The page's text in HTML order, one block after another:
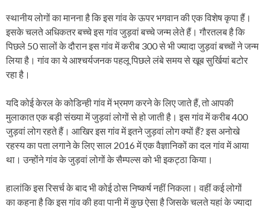
स्थानीय लोगों का मानना है कि इस गांव के ऊपर भगवान की एक विशेष कृपा हैं।
इसके चलते अधिकतर बच्चे इस गांव जुड़वां बच्चे जन्म लेते हैं। गौरतलब है कि
पिछले 50 सालों के दौरान इस गांव में करीब 300 से भी ज्यादा जुड़वां बच्चों ने जन्म
लिया है। गांव का ये आश्चर्यजनक पहलू पिछले लंबे समय से खूब सुर्खियां बटोर
रहा है।
यदि कोई केरल के कोडिन्ही गांव में भ्रमण करने के लिए जाते हैं, तो आपकी
मुलाकात एक बड़ी संख्या में जुड़वां लोगों से हो जाती है। इस गांव में करीब 400
जुड़वां लोग रहते हैं। आखिर इस गांव में इतने जुड़वां लोग क्यों हैं? इस अनोखे
रहस्य का पता लगाने के लिए साल 2016 में एक वैज्ञानिकों का दल गांव में आया
था। उन्होंने गांव के जुड़वां लोगों के सैम्पल्स को भी इकट्ठा किया।
हालांकि इस रिसर्च के बाद भी कोई ठोस निष्कर्ष नहीं निकला। वहीं कई लोगों
का कहना है कि इस गांव की हवा पानी में कुछ ऐसा है जिसके चलते यहां के ज्यादा